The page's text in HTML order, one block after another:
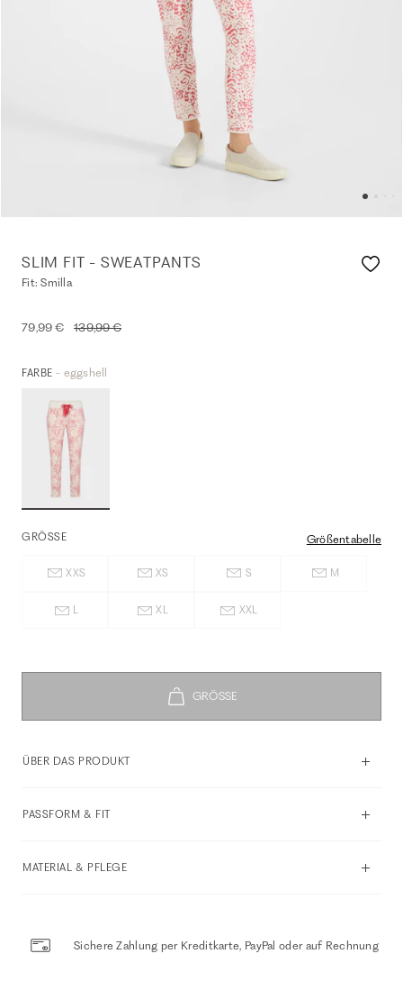
SLIM FIT - SWEATPANTS
Fit: Smilla
79,99 € 139,99 €
FARBE - eggshell
GRÖSSE Größentabelle
XXS XS S M
L XL XXL
ÜBER DAS PRODUKT
PASSFORM & FIT
MATERIAL & PFLEGE
Sichere Zahlung per Kreditkarte, PayPal oder auf Rechnung